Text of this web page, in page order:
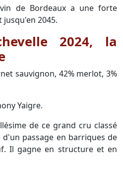
de Bordeaux a une forte
jusqu'en 2045.
2024, la
sauvignon, 42% merlot, 3%
Yaigre.
de ce grand cru classé
passage en barriques de
Il gagne en structure et en